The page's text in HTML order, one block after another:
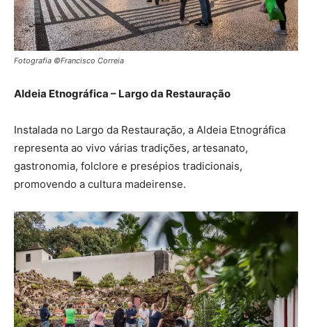
Fotografia ©Francisco Correia
Aldeia Etnográfica – Largo da Restauração
Instalada no Largo da Restauração, a Aldeia Etnográfica
representa ao vivo várias tradições, artesanato,
gastronomia, folclore e presépios tradicionais,
promovendo a cultura madeirense.